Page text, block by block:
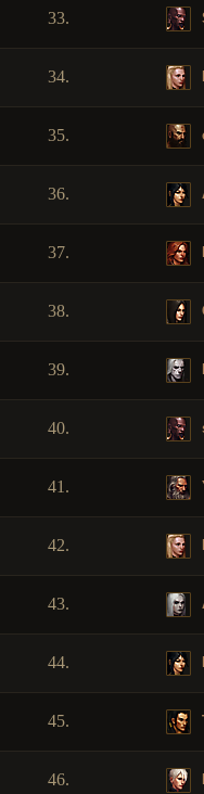
33.
34.
35.
36.
37.
38.
39.
40.
41.
42.
43.
44.
45.
46.